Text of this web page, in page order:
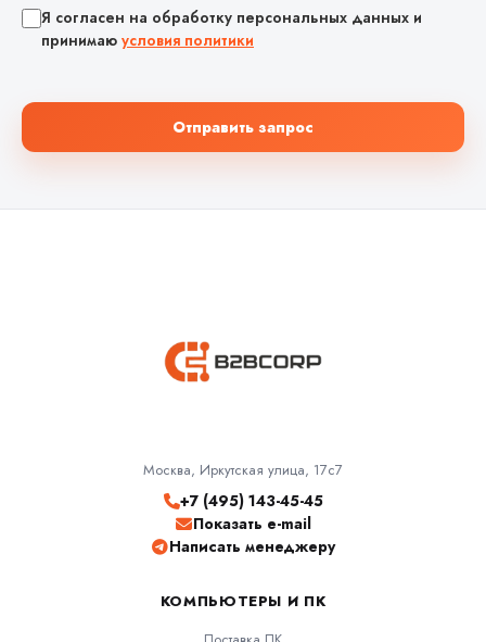
Я согласен на обработку персональных данных и
принимаю условия политики
Отправить запрос
Москва, Иркутская улица, 17с7
+7 (495) 143-45-45
Показать e-mail
Написать менеджеру
КОМПЬЮТЕРЫ И ПК